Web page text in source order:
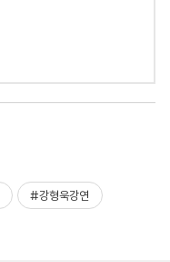
#강형욱강연